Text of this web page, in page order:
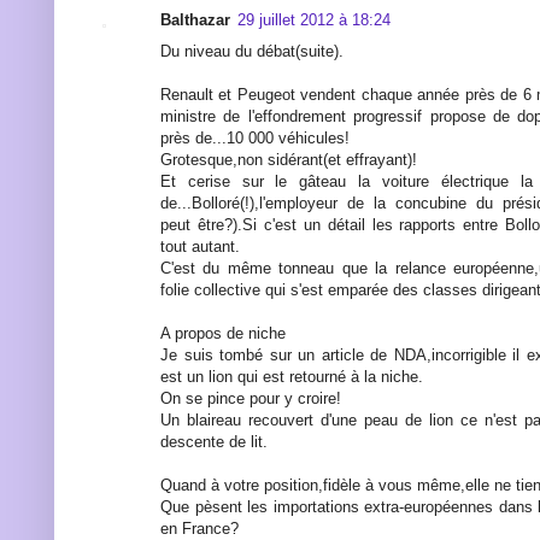
Balthazar 29 juillet 2012 à 18:24
Du niveau du débat(suite).
Renault et Peugeot vendent chaque année près de
ministre de l'effondrement progressif propose de
près de...10 000 véhicules!
Grotesque,non sidérant(et effrayant)!
Et cerise sur le gâteau la voiture électrique
de...Bolloré(!),l'employeur de la concubine du
peut être?).Si c'est un détail les rapports entre
tout autant.
C'est du même tonneau que la relance
folie collective qui s'est emparée des classes
A propos de niche
Je suis tombé sur un article de NDA,incorrigible il
est un lion qui est retourné à la niche.
On se pince pour y croire!
Un blaireau recouvert d'une peau de lion ce n'est
descente de lit.
Quand à votre position,fidèle à vous même,elle ne
Que pèsent les importations extra-européennes
en France?